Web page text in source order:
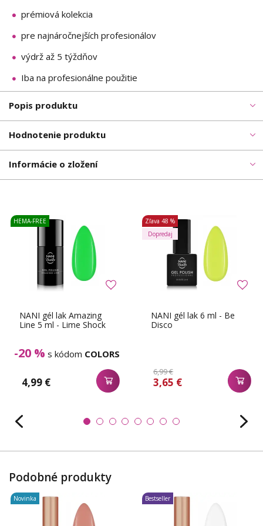
prémiová kolekcia
pre najnáročnejších profesionálov
výdrž až 5 týždňov
Iba na profesionálne použitie
Popis produktu
Hodnotenie produktu
Informácie o zložení
NANI gél lak Amazing
Line 5 ml - Lime Shock
-20 % s kódom COLORS
4,99 €
HEMA-FREE
NANI gél lak 6 ml - Be
Disco
6,99 €
3,65 €
Zľava 48 %
Dopredaj
Podobné produkty
Novinka Bestseller